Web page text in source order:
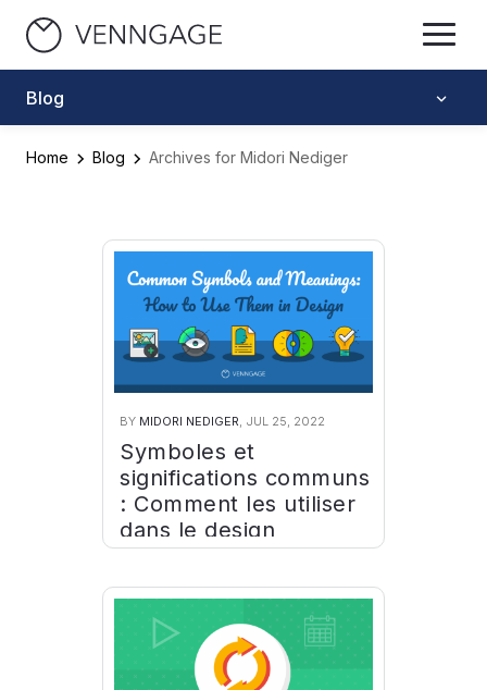
Blog
Home Blog Archives for Midori Nediger
BY MIDORI NEDIGER, JUL 25, 2022
Symboles et
significations communs
: Comment les utiliser
dans le design